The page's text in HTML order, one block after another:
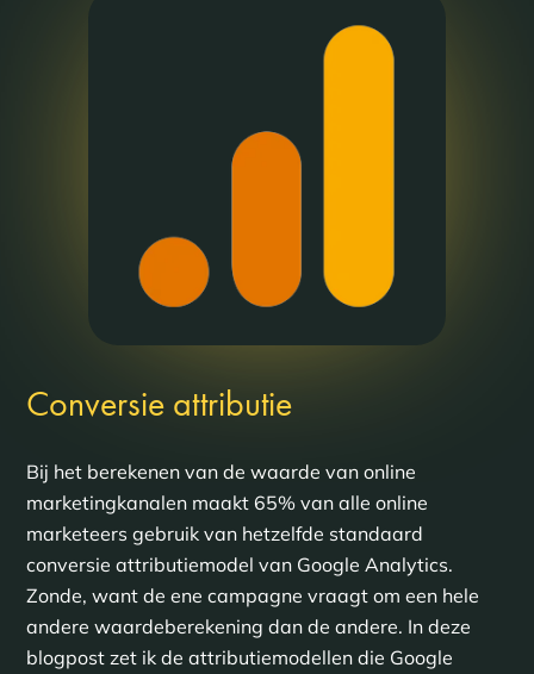
Conversie attributie
Bij het berekenen van de waarde van online
marketingkanalen maakt 65% van alle online
marketeers gebruik van hetzelfde standaard
conversie attributiemodel van Google Analytics.
Zonde, want de ene campagne vraagt om een hele
andere waardeberekening dan de andere. In deze
blogpost zet ik de attributiemodellen die Google